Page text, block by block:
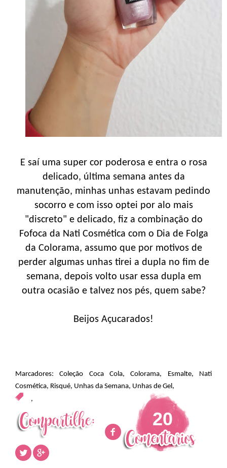
E saí uma super cor poderosa e entra o rosa
delicado, última semana antes da
manutenção, minhas unhas estavam pedindo
socorro e com isso optei por alo mais
"discreto" e delicado, fiz a combinação do
Fofoca da Nati Cosmética com o Dia de Folga
da Colorama, assumo que por motivos de
perder algumas unhas tirei a dupla no fim de
semana, depois volto usar essa dupla em
outra ocasião e talvez nos pés, quem sabe?
Beijos Açucarados!
Marcadores:Coleção Coca Cola,Colorama, Esmalte, Nati
Cosmética, Risqué, Unhas da Semana, Unhas de Gel,
,
20